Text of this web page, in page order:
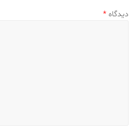
دیدگاه*